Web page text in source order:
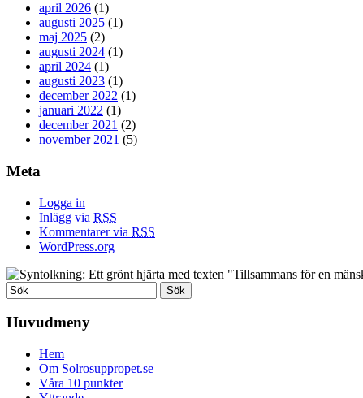
april 2026 (1)
augusti 2025 (1)
maj 2025 (2)
augusti 2024 (1)
april 2024 (1)
augusti 2023 (1)
december 2022 (1)
januari 2022 (1)
december 2021 (2)
november 2021 (5)
Meta
Logga in
Inlägg via RSS
Kommentarer via RSS
WordPress.org
Huvudmeny
Hem
Om Solrosuppropet.se
Våra 10 punkter